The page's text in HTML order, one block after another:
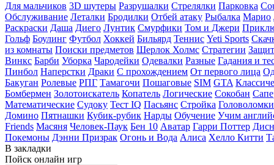
Для мальчиков 3D шутеры Разрушалки Стрелялки Парковка
Обслуживание Леталки Бродилки Отбей атаку Рыбалка Марио
Раскраски Даша Диего Лунтик Смурфики Том и Джери
Гольф Боулинг Футбол Хоккей Бильярд Теннис Yeti Sports
из комнаты Поиски предметов Шерлок Холмс Стратегии
Винкс Барби Уборка Чародейки Одевалки Разные Гадания и
Пинбол Наперстки Драки С прохождением От первого лица
Бакуган Ролевые РПГ Тамагочи Пошаговые SIM GTA
Бомбермен Золотоискатель Копатель Логические Сокобан
Математические Судоку Тест IQ Пасьянс Стройка Головоломки
Домино Пятнашки Кубик-рубик Нарды Обучение Учим
Friends Масяня Человек-Паук Бен 10 Аватар Гарри Поттер
Покемоны Дэнни Призрак Огонь и Вода Алиса Хелло Китти
В закладки
Пойск онлайн игр